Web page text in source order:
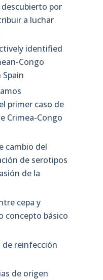
por
a luchar
identified
Congo
primer caso de
Crimea-Congo
cambio del
de serotipos
de la
cepa y
concepto básico
de reinfección
de origen